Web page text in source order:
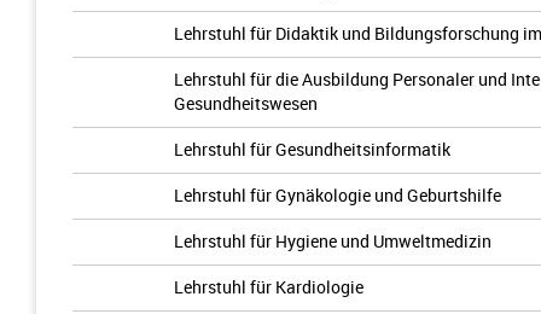
Lehrstuhl für Didaktik und Bildungsforschung
Lehrstuhl für die Ausbildung Personaler und
Gesundheitswesen
Lehrstuhl für Gesundheitsinformatik
Lehrstuhl für Gynäkologie und Geburtshilfe
Lehrstuhl für Hygiene und Umweltmedizin
Lehrstuhl für Kardiologie